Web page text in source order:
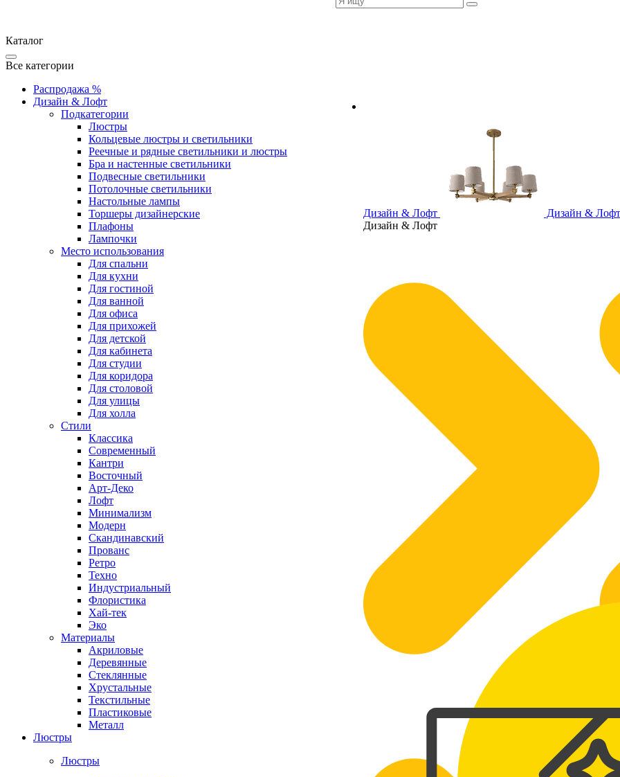
Дизайн & Лофт
Дизайн & Лофт
Дизайн & Лофт
Каталог
Все категории
Распродажа %
Дизайн & Лофт
Подкатегории
Люстры
Кольцевые люстры и светильники
Реечные и рядные светильники и люстры
Бра и настенные светильники
Подвесные светильники
Потолочные светильники
Настольные лампы
Торшеры дизайнерские
Плафоны
Лампочки
Место использования
Для спальни
Для кухни
Для гостиной
Для ванной
Для офиса
Для прихожей
Для детской
Для кабинета
Для студии
Для коридора
Для столовой
Для улицы
Для холла
Стили
Классика
Современный
Кантри
Восточный
Арт-Деко
Лофт
Минимализм
Модерн
Скандинавский
Прованс
Ретро
Техно
Индустриальный
Флористика
Хай-тек
Эко
Материалы
Акриловые
Деревянные
Стеклянные
Хрустальные
Текстильные
Пластиковые
Металл
Люстры
Люстры